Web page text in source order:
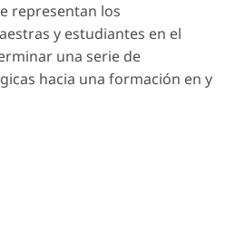
representan los
y estudiantes en el
una serie de
hacia una formación en y